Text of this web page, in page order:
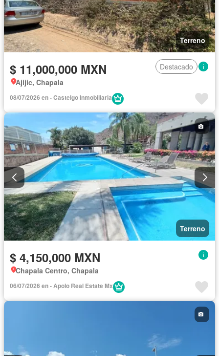
Terreno
$ 11,000,000 MXN
Destacado
Ajijic, Chapala
08/07/2026 en - Castelgo Inmobiliaria
Terreno
$ 4,150,000 MXN
Chapala Centro, Chapala
06/07/2026 en - Apolo Real Estate Mx